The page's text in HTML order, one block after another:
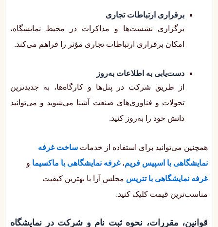
برقراری ارتباطات تجاری
برگزاری نشست‌ها و مذاکرات در محیط نمایشگاه،
امکان برقراری ارتباطات تجاری مؤثر را فراهم می‌کند.
دست‌یابی به اطلاعات به‌روز
از طریق شرکت در پنل‌ها و کارگاه‌ها، به جدیدترین
تحولات و فناوری‌های صنعت آشنا می‌شوید و می‌توانید
دانش خود را به‌روز کنید.
همچنین می‌توانید برای استفاده از خدمات ساخت غرفه
نمایشگاهی با اسپیس فریم،غرفه نمایشگاهی با ماکسیما و
غرفه نمایشگاهی با تتریس مجلس آرا با بهترین کیفیت
مناسب‌ترین قیمت کلیک کنید.
قوانین، مقررات، نحوه ثبت نام و شرکت در نمایشگاه